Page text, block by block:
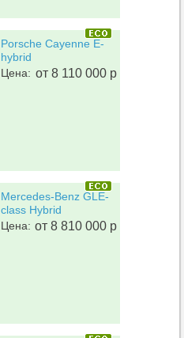
Porsche Cayenne E-
hybrid
от 8 110 000 р
Цена:
Mercedes-Benz GLE-
class Hybrid
от 8 810 000 р
Цена: